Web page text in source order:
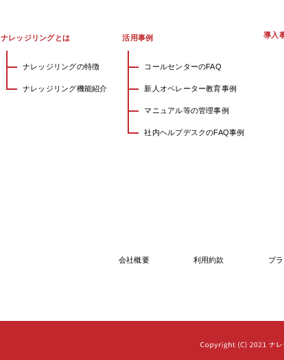
ナレッジリングとは
ナレッジリングの特徴
ナレッジリング機能紹介
活用事例
コールセンターのFAQ
新人オペレーター教育事例
マニュアル等の管理事例
社内ヘルプデスクのFAQ事例
導入
会社概要 利用約款 プ